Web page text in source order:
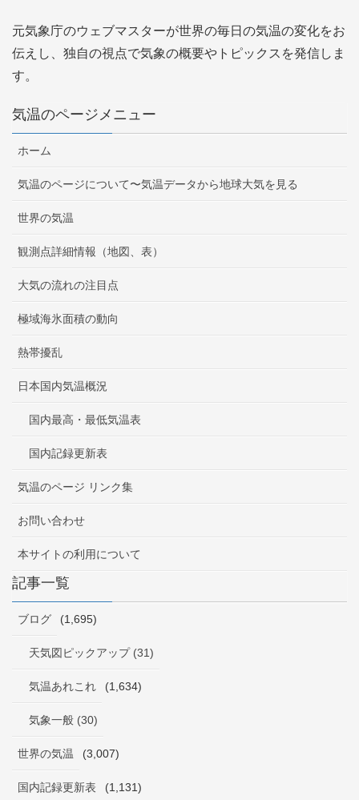
元気象庁のウェブマスターが世界の毎日の気温の変化をお
伝えし、独自の視点で気象の概要やトピックスを発信しま
す。
気温のページメニュー
ホーム
気温のページについて〜気温データから地球大気を見る
世界の気温
観測点詳細情報（地図、表）
大気の流れの注目点
極域海氷面積の動向
熱帯擾乱
日本国内気温概況
国内最高・最低気温表
国内記録更新表
気温のページ リンク集
お問い合わせ
本サイトの利用について
記事一覧
ブログ (1,695)
天気図ピックアップ (31)
気温あれこれ (1,634)
気象一般 (30)
世界の気温 (3,007)
国内記録更新表 (1,131)